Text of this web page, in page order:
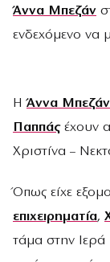
Άννα Μπεζάν
ενδεχόμενο να
ΗΆννα Μπεζάν
Παππάςέχουν
Χριστίνα –
Όπως είχε
επιχειρηματία,
τάμα στην